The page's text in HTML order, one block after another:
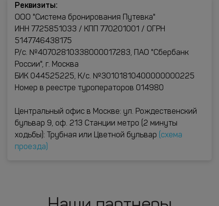
Реквизиты:
ООО "Система бронирования Путевка"
ИНН 7725851033 / КПП 770201001 / ОГРН
5147746438175
Р/с. №40702810338000017283, ПАО "Сбербанк
России", г. Москва
БИК 044525225, К/с. №30101810400000000225
Номер в реестре туроператоров 014980
Центральный офис в Москве: ул. Рождественский
бульвар 9, оф. 213 Станции метро (2 минуты
ходьбы): Трубная или Цветной бульвар
(схема
проезда)